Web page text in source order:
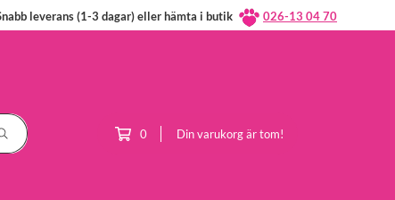
leverans (1-3 dagar) eller hämta i butik 026-13 04 70
0 Din varukorg är tom!